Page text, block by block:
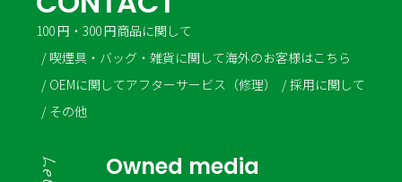
100 円・300 円商品に関して
喫煙具・バッグ・雑貨に関して海外のお客様はこちら
OEMに関してアフターサービス（修理）
採用に関して
その他
Owned media